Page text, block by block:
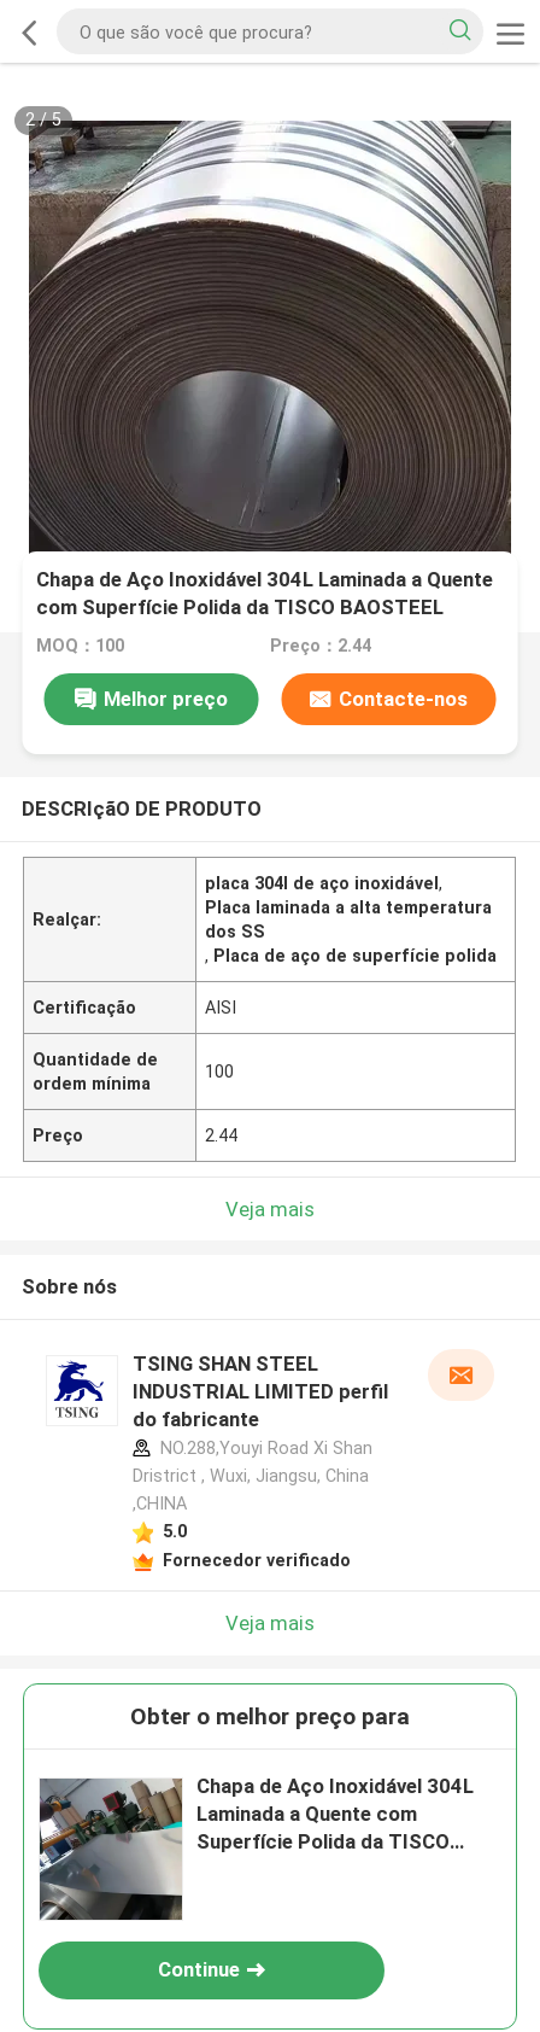
2/5
Chapa de Aço Inoxidável 304L Laminada a Quente
com Superfície Polida da TISCO BAOSTEEL
MOQ：100 Preço：2.44
Melhor preço Contacte-nos
DESCRIçãO DE PRODUTO
Realçar:
placa 304l de aço inoxidável,
Placa laminada a alta temperatura
dos SS
, Placa de aço de superfície polida
Certificação AISI
Quantidade de
ordem mínima
100
Preço 2.44
Veja mais
Sobre nós
TSING SHAN STEEL
INDUSTRIAL LIMITED perfil
do fabricante
NO.288,Youyi Road Xi Shan
Dristrict , Wuxi, Jiangsu, China
,CHINA
5.0
Fornecedor verificado
Veja mais
Obter o melhor preço para
Chapa de Aço Inoxidável 304L
Laminada a Quente com
Superfície Polida da TISCO
Continue